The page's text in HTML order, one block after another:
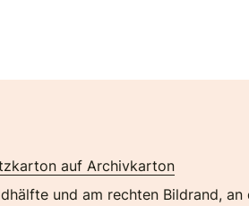
auf Archivkarton
und am rechten Bildrand,